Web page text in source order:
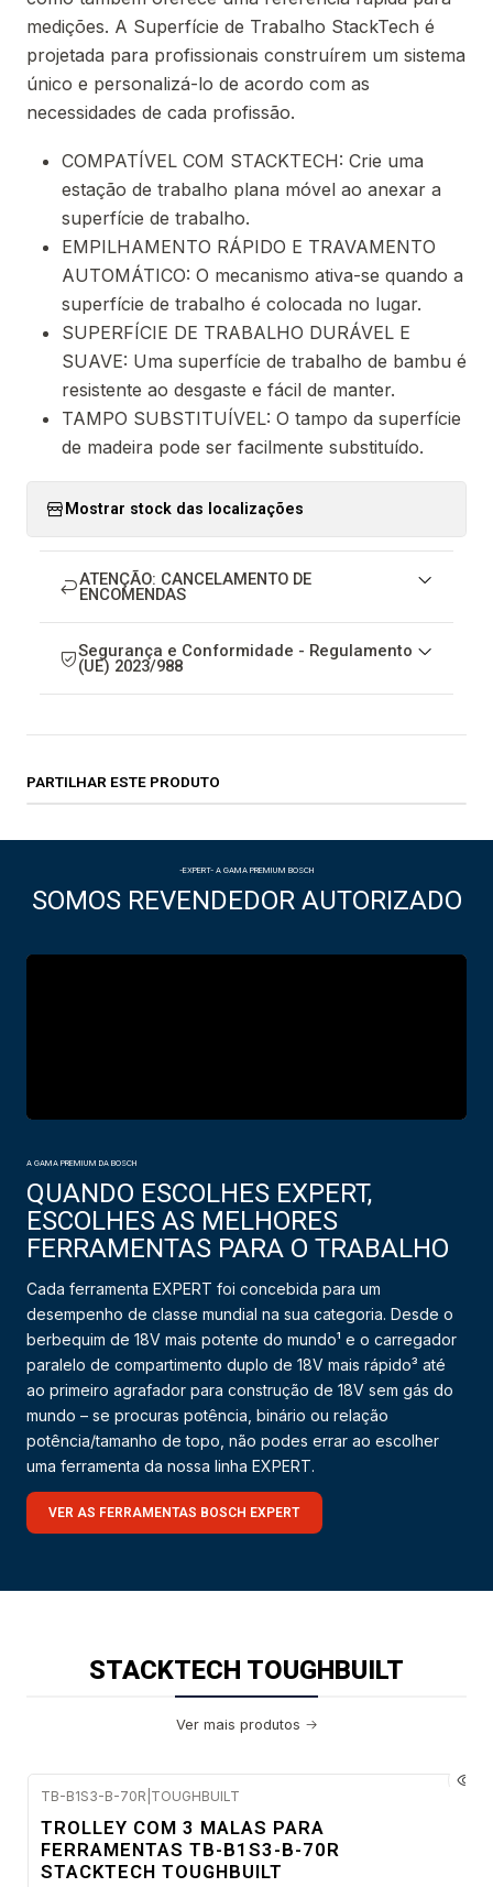
medições. A Superfície de Trabalho StackTech é
projetada para profissionais construírem um sistema
único e personalizá-lo de acordo com as
necessidades de cada profissão.
COMPATÍVEL COM STACKTECH: Crie uma
estação de trabalho plana móvel ao anexar a
superfície de trabalho.
EMPILHAMENTO RÁPIDO E TRAVAMENTO
AUTOMÁTICO: O mecanismo ativa-se quando a
superfície de trabalho é colocada no lugar.
SUPERFÍCIE DE TRABALHO DURÁVEL E
SUAVE: Uma superfície de trabalho de bambu é
resistente ao desgaste e fácil de manter.
TAMPO SUBSTITUÍVEL: O tampo da superfície
de madeira pode ser facilmente substituído.
Mostrar stock das localizações
ATENÇÃO: CANCELAMENTO DE
ENCOMENDAS
Segurança e Conformidade - Regulamento
(UE) 2023/988
PARTILHAR ESTE PRODUTO
-EXPERT- A GAMA PREMIUM BOSCH
SOMOS REVENDEDOR AUTORIZADO
A GAMA PREMIUM DA BOSCH
QUANDO ESCOLHES EXPERT,
ESCOLHES AS MELHORES
FERRAMENTAS PARA O TRABALHO
Cada ferramenta EXPERT foi concebida para um
desempenho de classe mundial na sua categoria. Desde o
berbequim de 18V mais potente do mundo¹ e o carregador
paralelo de compartimento duplo de 18V mais rápido³ até
ao primeiro agrafador para construção de 18V sem gás do
mundo – se procuras potência, binário ou relação
potência/tamanho de topo, não podes errar ao escolher
uma ferramenta da nossa linha EXPERT.
VER AS FERRAMENTAS BOSCH EXPERT
STACKTECH TOUGHBUILT
Ver mais produtos
TB-B1S3-B-70R TOUGHBUILT
TROLLEY COM 3 MALAS PARA
FERRAMENTAS TB-B1S3-B-70R
STACKTECH TOUGHBUILT